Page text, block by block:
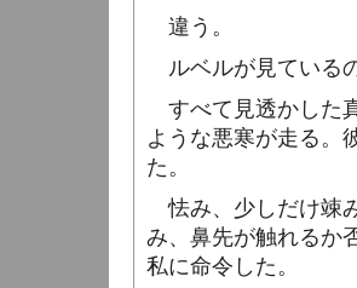
違う。
ルベルが見ている
すべて見透かした
ような悪寒が走る。
た。
怯み、少しだけ竦
み、鼻先が触れる
私に命令した。